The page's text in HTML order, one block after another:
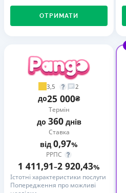
ОТРИМАТИ
3,5 2
до25 000₴
Термін
до 360днів
Ставка
від 0,97%
РРПС
1 411,91–2 920,43%
Істотні характеристики послуги
Попередження про можливі